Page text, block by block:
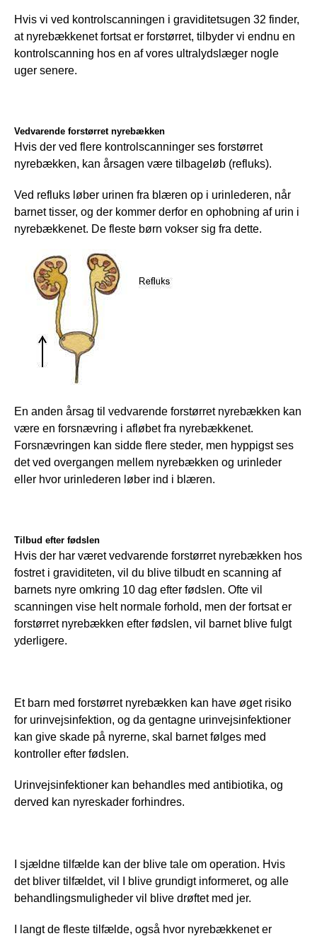
Hvis vi ved kontrolscanningen i graviditetsugen 32 finder,
at nyrebækkenet fortsat er forstørret, tilbyder vi endnu en
kontrolscanning hos en af vores ultralydslæger nogle
uger senere.
Vedvarende forstørret nyrebækken
Hvis der ved flere kontrolscanninger ses forstørret
nyrebækken, kan årsagen være tilbageløb (refluks).
Ved refluks løber urinen fra blæren op i urinlederen, når
barnet tisser, og der kommer derfor en ophobning af urin i
nyrebækkenet. De fleste børn vokser sig fra dette.
En anden årsag til vedvarende forstørret nyrebækken kan
være en forsnævring i afløbet fra nyrebækkenet.
Forsnævringen kan sidde flere steder, men hyppigst ses
det ved overgangen mellem nyrebækken og urinleder
eller hvor urinlederen løber ind i blæren.
Tilbud efter fødslen
Hvis der har været vedvarende forstørret nyrebækken hos
fostret i graviditeten, vil du blive tilbudt en scanning af
barnets nyre omkring 10 dag efter fødslen. Ofte vil
scanningen vise helt normale forhold, men der fortsat er
forstørret nyrebækken efter fødslen, vil barnet blive fulgt
yderligere.
Et barn med forstørret nyrebækken kan have øget risiko
for urinvejsinfektion, og da gentagne urinvejsinfektioner
kan give skade på nyrerne, skal barnet følges med
kontroller efter fødslen.
Urinvejsinfektioner kan behandles med antibiotika, og
derved kan nyreskader forhindres.
I sjældne tilfælde kan der blive tale om operation. Hvis
det bliver tilfældet, vil I blive grundigt informeret, og alle
behandlingsmuligheder vil blive drøftet med jer.
I langt de fleste tilfælde, også hvor nyrebækkenet er